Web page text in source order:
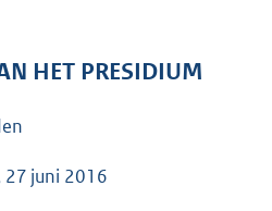
HET PRESIDIUM
27 juni 2016